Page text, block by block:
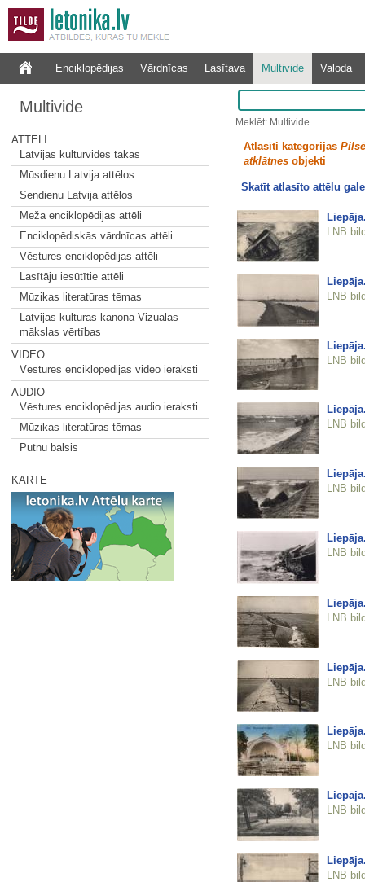
Enciklopēdijas Vārdnīcas Lasītava Multivide Valoda
Multivide
ATTĒLI
Latvijas kultūrvides takas
Mūsdienu Latvija attēlos
Sendienu Latvija attēlos
Meža enciklopēdijas attēli
Enciklopēdiskās vārdnīcas attēli
Vēstures enciklopēdijas attēli
Lasītāju iesūtītie attēli
Mūzikas literatūras tēmas
Latvijas kultūras kanona Vizuālās
mākslas vērtības
VIDEO
Vēstures enciklopēdijas video ieraksti
AUDIO
Vēstures enciklopēdijas audio ieraksti
Mūzikas literatūras tēmas
Putnu balsis
KARTE
Meklēt: Multivide
Atlasīti kategorijas
atklātnesobjekti
Skatīt atlasīto attēlu
LNB
LNB
LNB
LNB
LNB
LNB
LNB
LNB
LNB
LNB
LNB